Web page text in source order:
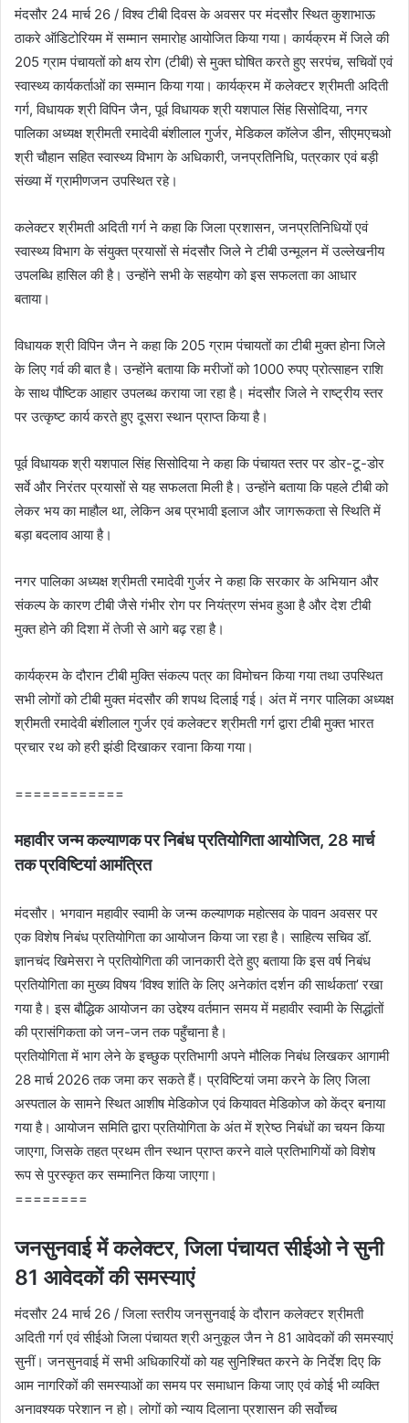
मंदसौर 24 मार्च 26 / विश्व टीबी दिवस के अवसर पर मंदसौर स्थित कुशाभाऊ
ठाकरे ऑडिटोरियम में सम्मान समारोह आयोजित किया गया। कार्यक्रम में जिले की
205 ग्राम पंचायतों को क्षय रोग (टीबी) से मुक्त घोषित करते हुए सरपंच, सचिवों एवं
स्वास्थ्य कार्यकर्ताओं का सम्मान किया गया। कार्यक्रम में कलेक्टर श्रीमती अदिती
गर्ग, विधायक श्री विपिन जैन, पूर्व विधायक श्री यशपाल सिंह सिसोदिया, नगर
पालिका अध्यक्ष श्रीमती रमादेवी बंशीलाल गुर्जर, मेडिकल कॉलेज डीन, सीएमएचओ
श्री चौहान सहित स्वास्थ्य विभाग के अधिकारी, जनप्रतिनिधि, पत्रकार एवं बड़ी
संख्या में ग्रामीणजन उपस्थित रहे।
कलेक्टर श्रीमती अदिती गर्ग ने कहा कि जिला प्रशासन, जनप्रतिनिधियों एवं
स्वास्थ्य विभाग के संयुक्त प्रयासों से मंदसौर जिले ने टीबी उन्मूलन में उल्लेखनीय
उपलब्धि हासिल की है। उन्होंने सभी के सहयोग को इस सफलता का आधार
बताया।
विधायक श्री विपिन जैन ने कहा कि 205 ग्राम पंचायतों का टीबी मुक्त होना जिले
के लिए गर्व की बात है। उन्होंने बताया कि मरीजों को 1000 रुपए प्रोत्साहन राशि
के साथ पौष्टिक आहार उपलब्ध कराया जा रहा है। मंदसौर जिले ने राष्ट्रीय स्तर
पर उत्कृष्ट कार्य करते हुए दूसरा स्थान प्राप्त किया है।
पूर्व विधायक श्री यशपाल सिंह सिसोदिया ने कहा कि पंचायत स्तर पर डोर-टू-डोर
सर्वे और निरंतर प्रयासों से यह सफलता मिली है। उन्होंने बताया कि पहले टीबी को
लेकर भय का माहौल था, लेकिन अब प्रभावी इलाज और जागरूकता से स्थिति में
बड़ा बदलाव आया है।
नगर पालिका अध्यक्ष श्रीमती रमादेवी गुर्जर ने कहा कि सरकार के अभियान और
संकल्प के कारण टीबी जैसे गंभीर रोग पर नियंत्रण संभव हुआ है और देश टीबी
मुक्त होने की दिशा में तेजी से आगे बढ़ रहा है।
कार्यक्रम के दौरान टीबी मुक्ति संकल्प पत्र का विमोचन किया गया तथा उपस्थित
सभी लोगों को टीबी मुक्त मंदसौर की शपथ दिलाई गई। अंत में नगर पालिका अध्यक्ष
श्रीमती रमादेवी बंशीलाल गुर्जर एवं कलेक्टर श्रीमती गर्ग द्वारा टीबी मुक्त भारत
प्रचार रथ को हरी झंडी दिखाकर रवाना किया गया।
============
महावीर जन्म कल्याणक पर निबंध प्रतियोगिता आयोजित, 28 मार्च
तक प्रविष्टियां आमंत्रित
मंदसौर। भगवान महावीर स्वामी के जन्म कल्याणक महोत्सव के पावन अवसर पर
एक विशेष निबंध प्रतियोगिता का आयोजन किया जा रहा है। साहित्य सचिव डॉ.
ज्ञानचंद खिमेसरा ने प्रतियोगिता की जानकारी देते हुए बताया कि इस वर्ष निबंध
प्रतियोगिता का मुख्य विषय ‘विश्व शांति के लिए अनेकांत दर्शन की सार्थकता’ रखा
गया है। इस बौद्धिक आयोजन का उद्देश्य वर्तमान समय में महावीर स्वामी के सिद्धांतों
की प्रासंगिकता को जन-जन तक पहुँचाना है।
प्रतियोगिता में भाग लेने के इच्छुक प्रतिभागी अपने मौलिक निबंध लिखकर आगामी
28 मार्च 2026 तक जमा कर सकते हैं। प्रविष्टियां जमा करने के लिए जिला
अस्पताल के सामने स्थित आशीष मेडिकोज एवं कियावत मेडिकोज को केंद्र बनाया
गया है। आयोजन समिति द्वारा प्रतियोगिता के अंत में श्रेष्ठ निबंधों का चयन किया
जाएगा, जिसके तहत प्रथम तीन स्थान प्राप्त करने वाले प्रतिभागियों को विशेष
रूप से पुरस्कृत कर सम्मानित किया जाएगा।
========
जनसुनवाई में कलेक्टर, जिला पंचायत सीईओ ने सुनी
81 आवेदकों की समस्याएं
मंदसौर 24 मार्च 26 / जिला स्तरीय जनसुनवाई के दौरान कलेक्टर श्रीमती
अदिती गर्ग एवं सीईओ जिला पंचायत श्री अनुकूल जैन ने 81 आवेदकों की समस्याएं
सुनीं। जनसुनवाई में सभी अधिकारियों को यह सुनिश्चित करने के निर्देश दिए कि
आम नागरिकों की समस्याओं का समय पर समाधान किया जाए एवं कोई भी व्यक्ति
अनावश्यक परेशान न हो। लोगों को न्याय दिलाना प्रशासन की सर्वोच्च